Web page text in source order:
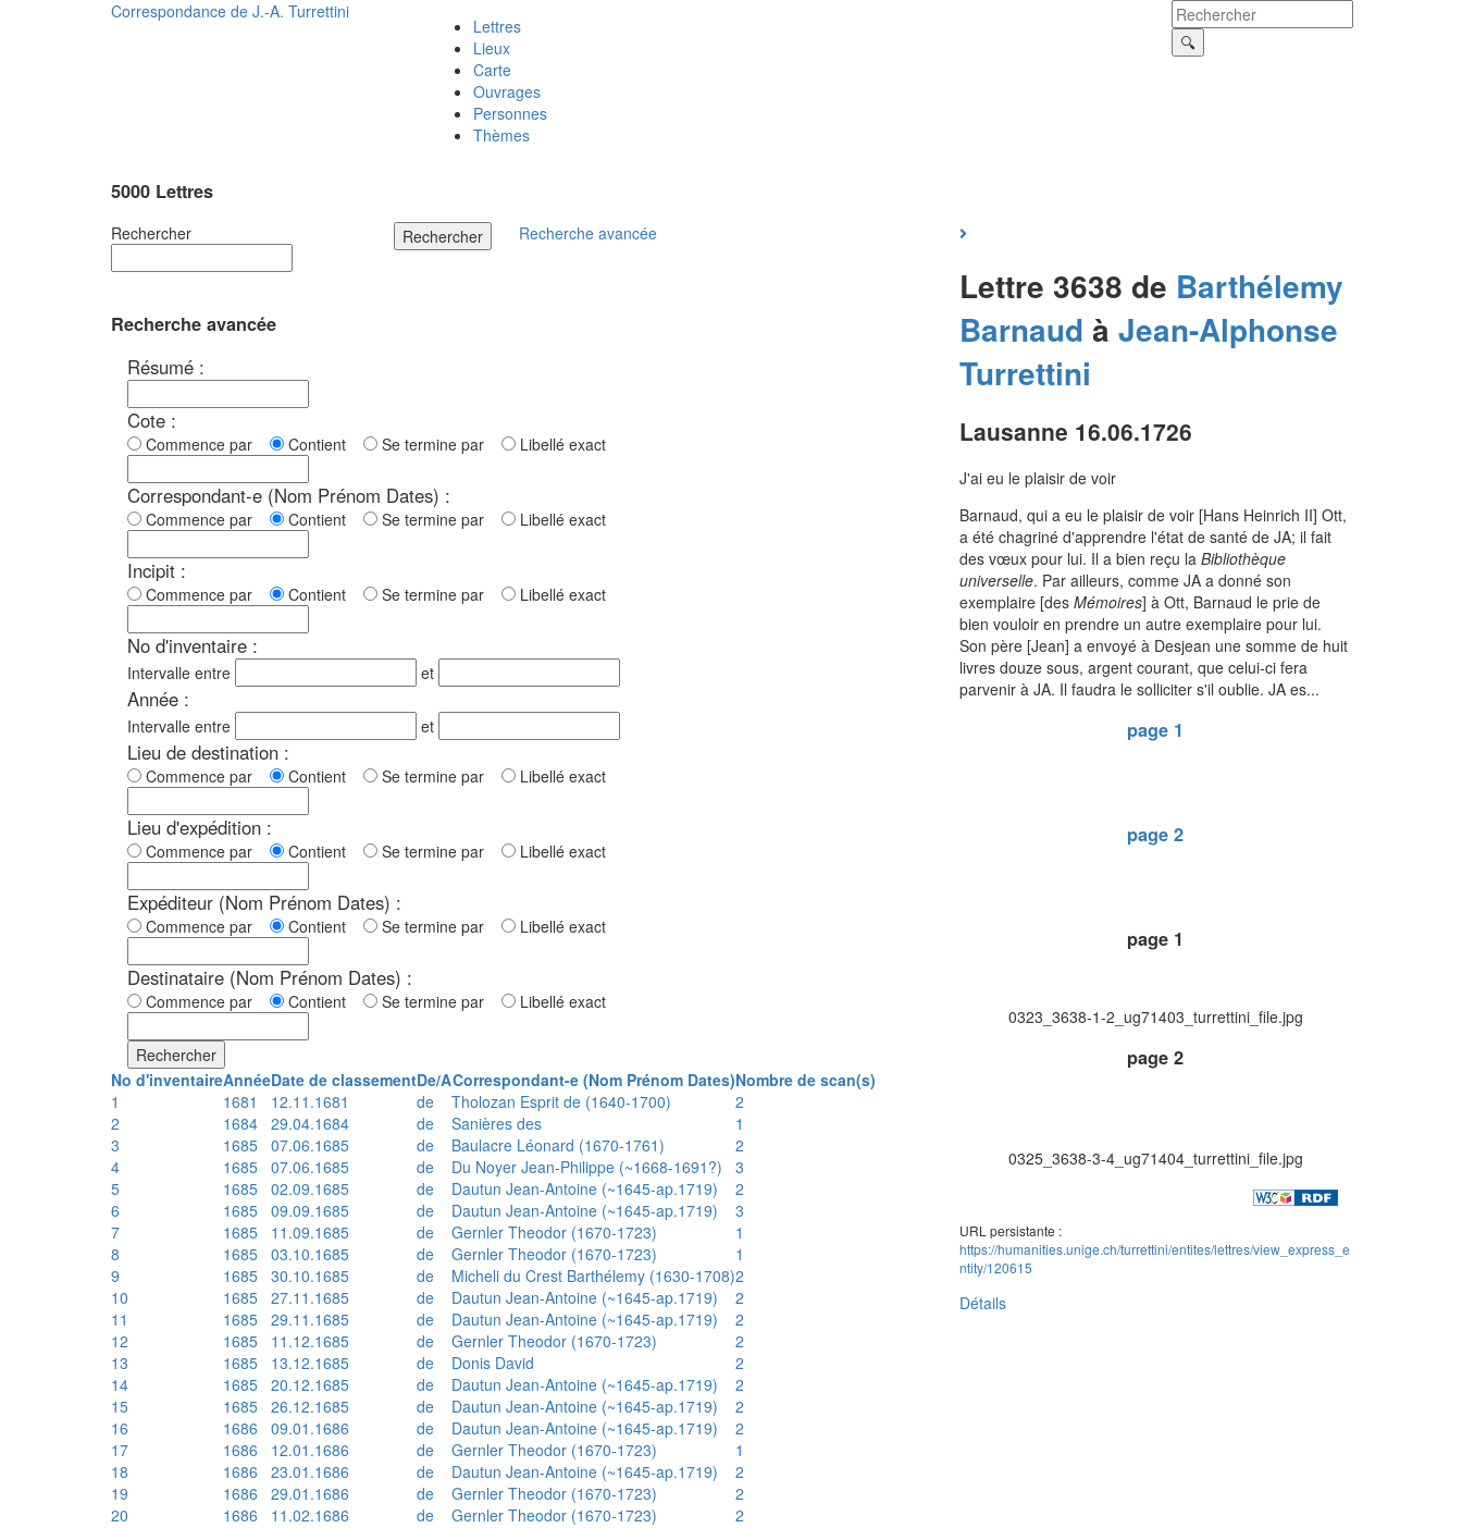
Correspondance de J.-A. Turrettini
Lettres
Lieux
Carte
Ouvrages
Personnes
Thèmes
5000 Lettres
Rechercher Rechercher Recherche avancée
Recherche avancée
Résumé :
Cote :
Commence par Contient Se termine par Libellé exact
Correspondant-e (Nom Prénom Dates) :
Commence par Contient Se termine par Libellé exact
Incipit :
Commence par Contient Se termine par Libellé exact
No d'inventaire :
Intervalle entre et
Année :
Intervalle entre et
Lieu de destination :
Commence par Contient Se termine par Libellé exact
Lieu d'expédition :
Commence par Contient Se termine par Libellé exact
Expéditeur (Nom Prénom Dates) :
Commence par Contient Se termine par Libellé exact
Destinataire (Nom Prénom Dates) :
Commence par Contient Se termine par Libellé exact
Rechercher
No d'inventaireAnnéeDate de classementDe/ACorrespondant-e (Nom Prénom Dates)Nombre de scan(s)
1
1681 12.11.1681 de Tholozan Esprit de (1640-1700)
2
2
1684 29.04.1684 de Sanières des
1
3
1685 07.06.1685 de Baulacre Léonard (1670-1761)
2
4
1685 07.06.1685 de Du Noyer Jean-Philippe (~1668-1691?)
3
5
1685 02.09.1685 de Dautun Jean-Antoine (~1645-ap.1719)
2
6
1685 09.09.1685 de Dautun Jean-Antoine (~1645-ap.1719)
3
7
1685 11.09.1685 de Gernler Theodor (1670-1723)
1
8
1685 03.10.1685 de Gernler Theodor (1670-1723)
1
9
1685 30.10.1685 de Micheli du Crest Barthélemy (1630-1708)2
10
1685 27.11.1685 de Dautun Jean-Antoine (~1645-ap.1719)
2
11
1685 29.11.1685 de Dautun Jean-Antoine (~1645-ap.1719)
2
12
1685 11.12.1685 de Gernler Theodor (1670-1723)
2
13
1685 13.12.1685 de Donis David
2
14
1685 20.12.1685 de Dautun Jean-Antoine (~1645-ap.1719)
2
15
1685 26.12.1685 de Dautun Jean-Antoine (~1645-ap.1719)
2
16
1686 09.01.1686 de Dautun Jean-Antoine (~1645-ap.1719)
2
17
1686 12.01.1686 de Gernler Theodor (1670-1723)
1
18
1686 23.01.1686 de Dautun Jean-Antoine (~1645-ap.1719)
2
19
1686 29.01.1686 de Gernler Theodor (1670-1723)
2
20
1686 11.02.1686 de Gernler Theodor (1670-1723)
2
Lettre 3638 de Barthélemy
Barnaud à Jean-Alphonse
Turrettini
Lausanne 16.06.1726
J'ai eu le plaisir de voir
Barnaud, qui a eu le plaisir de voir [Hans Heinrich II] Ott,
a été chagriné d'apprendre l'état de santé de JA; il fait
des vœux pour lui. Il a bien reçu la Bibliothèque
universelle. Par ailleurs, comme JA a donné son
exemplaire [des Mémoires] à Ott, Barnaud le prie de
bien vouloir en prendre un autre exemplaire pour lui.
Son père [Jean] a envoyé à Desjean une somme de huit
livres douze sous, argent courant, que celui-ci fera
parvenir à JA. Il faudra le solliciter s'il oublie. JA es...
page 1
page 2
page 1
0323_3638-1-2_ug71403_turrettini_file.jpg
page 2
0325_3638-3-4_ug71404_turrettini_file.jpg
URL persistante :
https://humanities.unige.ch/turrettini/entites/lettres/view_express_e
ntity/120615
Détails